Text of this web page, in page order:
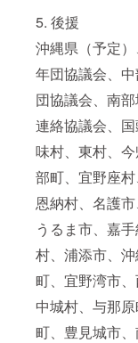
5. 後援
沖縄県（予定
年団協議会、
団協議会、南
連絡協議会、
味村、東村、
部町、宜野座村
恩納村、名護市
うるま市、嘉
村、浦添市、
町、宜野湾市
中城村、与那
町、豊見城市